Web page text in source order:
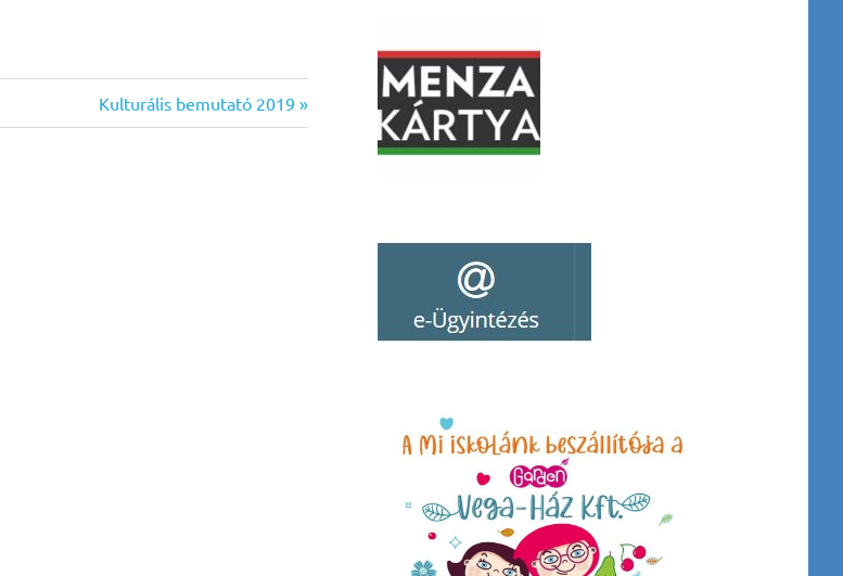
Next
Post:
Kulturális bemutató 2019